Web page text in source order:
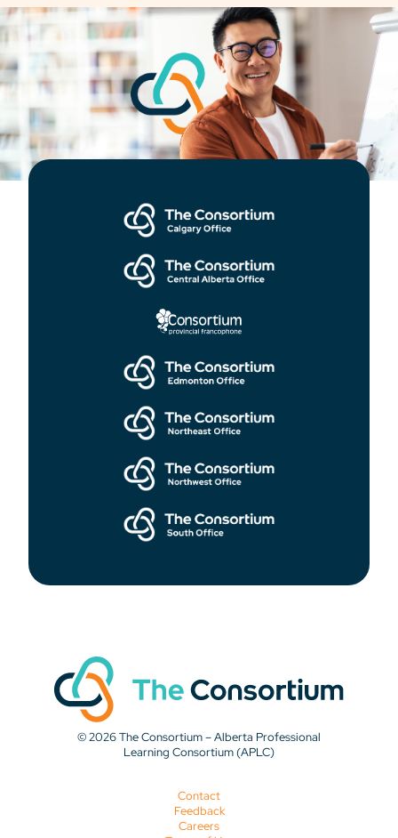
© 2026 The Consortium – Alberta Professional
Learning Consortium (APLC)
Contact
Feedback
Careers